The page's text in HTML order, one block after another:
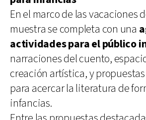
En el marco de las vacaciones
muestra se completa con una
actividades para el público
narraciones del cuento,
creación artística, y
para acercar la literatura de
infancias.